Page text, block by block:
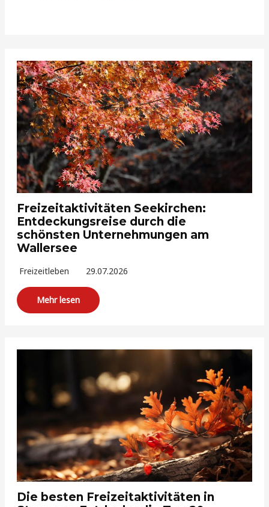
Freizeitaktivitäten Seekirchen:
Entdeckungsreise durch die
schönsten Unternehmungen am
Wallersee
Freizeitleben 29.07.2026
Mehr lesen
Die besten Freizeitaktivitäten in